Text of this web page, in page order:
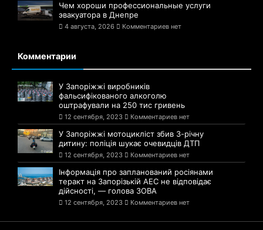
Чем хороши профессиональные услуги
эвакуатора в Днепре
4 августа, 2026 Комментариев нет
Комментарии
У Запоріжжі виробників
фальсифікованого алкоголю
оштрафували на 250 тис гривень
12 сентября, 2023 Комментариев нет
У Запоріжжі мотоцикліст збив 3-річну
дитину: поліція шукає очевидців ДТП
12 сентября, 2023 Комментариев нет
Інформація про запланований росіянами
теракт на Запорізькій АЕС не відповідає
дійсності, — голова ЗОВА
12 сентября, 2023 Комментариев нет